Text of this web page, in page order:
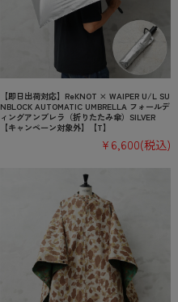
【即日出荷対応】ReKNOT × WAIPER U/L SU
NBLOCK AUTOMATIC UMBRELLA フォールデ
ィングアンブレラ（折りたたみ傘）SILVER
【キャンペーン対象外】【T】
¥6,600(税込)